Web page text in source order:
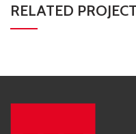
RELATED